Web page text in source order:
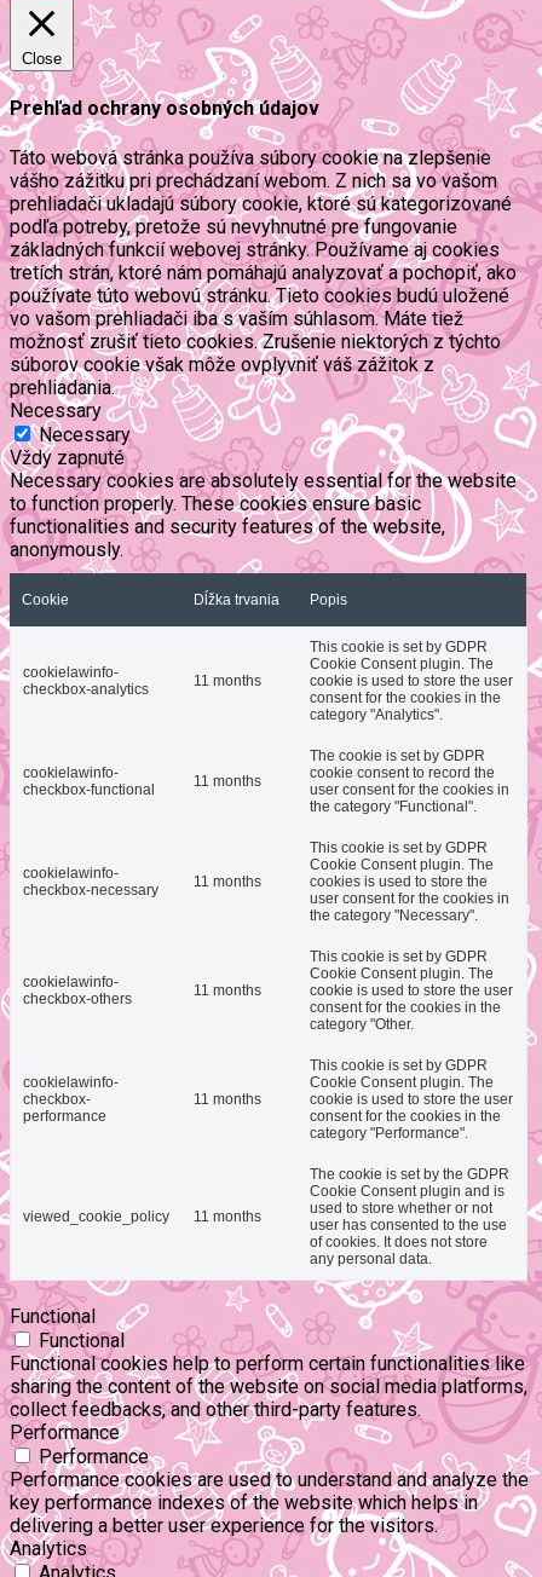
Close
Prehľad ochrany osobných údajov
Táto webová stránka používa súbory cookie na zlepšenie
vášho zážitku pri prechádzaní webom. Z nich sa vo vašom
prehliadači ukladajú súbory cookie, ktoré sú kategorizované
podľa potreby, pretože sú nevyhnutné pre fungovanie
základných funkcií webovej stránky. Používame aj cookies
tretích strán, ktoré nám pomáhajú analyzovať a pochopiť, ako
používate túto webovú stránku. Tieto cookies budú uložené
vo vašom prehliadači iba s vaším súhlasom. Máte tiež
možnosť zrušiť tieto cookies. Zrušenie niektorých z týchto
súborov cookie však môže ovplyvniť váš zážitok z
prehliadania.
Necessary
Necessary
Vždy zapnuté
Necessary cookies are absolutely essential for the website
to function properly. These cookies ensure basic
functionalities and security features of the website,
anonymously.
Cookie Dĺžka trvania Popis
cookielawinfo-
checkbox-analytics
11 months
This cookie is set by GDPR
Cookie Consent plugin. The
cookie is used to store the user
consent for the cookies in the
category "Analytics".
cookielawinfo-
checkbox-functional
11 months
The cookie is set by GDPR
cookie consent to record the
user consent for the cookies in
the category "Functional".
cookielawinfo-
checkbox-necessary
11 months
This cookie is set by GDPR
Cookie Consent plugin. The
cookies is used to store the
user consent for the cookies in
the category "Necessary".
cookielawinfo-
checkbox-others
11 months
This cookie is set by GDPR
Cookie Consent plugin. The
cookie is used to store the user
consent for the cookies in the
category "Other.
cookielawinfo-
checkbox-
performance
11 months
This cookie is set by GDPR
Cookie Consent plugin. The
cookie is used to store the user
consent for the cookies in the
category "Performance".
viewed_cookie_policy 11 months
The cookie is set by the GDPR
Cookie Consent plugin and is
used to store whether or not
user has consented to the use
of cookies. It does not store
any personal data.
Functional
Functional
Functional cookies help to perform certain functionalities like
sharing the content of the website on social media platforms,
collect feedbacks, and other third-party features.
Performance
Performance
Performance cookies are used to understand and analyze the
key performance indexes of the website which helps in
delivering a better user experience for the visitors.
Analytics
Analytics